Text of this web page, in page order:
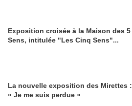
Exposition croisée à la Maison des 5
Sens, intitulée "Les Cinq Sens"...
La nouvelle exposition des Mirettes :
« Je me suis perdue »